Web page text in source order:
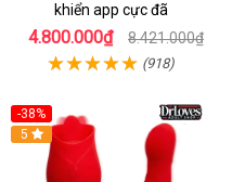
khiển app cực đã
4.800.000₫ 8.421.000₫
(918)
-38%
Hot
5